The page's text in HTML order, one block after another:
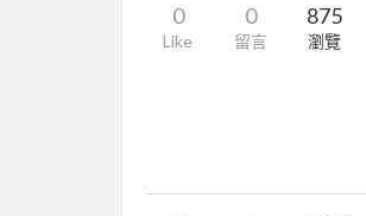
0
Like
0
留言
875
瀏覽